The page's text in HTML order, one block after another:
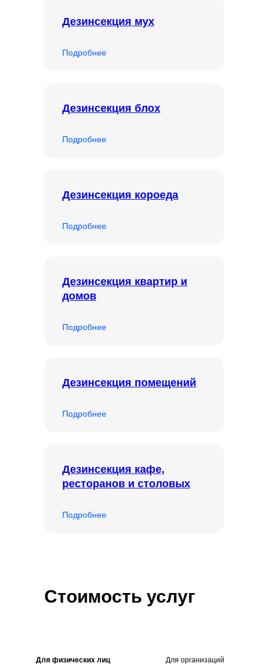
Дезинсекция мух
Подробнее
Дезинсекция блох
Подробнее
Дезинсекция короеда
Подробнее
Дезинсекция квартир и
домов
Подробнее
Дезинсекция помещений
Подробнее
Дезинсекция кафе,
ресторанов и столовых
Подробнее
Стоимость услуг
Для физических лиц Для организаций